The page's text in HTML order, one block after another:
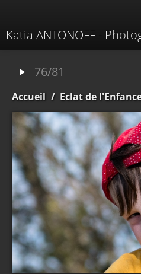
Katia ANTONOFF -
Contacter
76/81
Accueil / Eclat de